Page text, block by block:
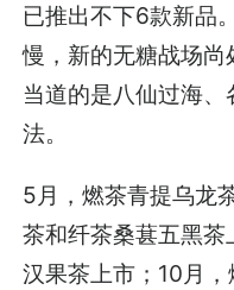
已推出不下6款新品
慢，新的无糖战场
当道的是八仙过海
法。
5月，燃茶青提乌龙
茶和纤茶桑葚五黑
汉果茶上市；10月